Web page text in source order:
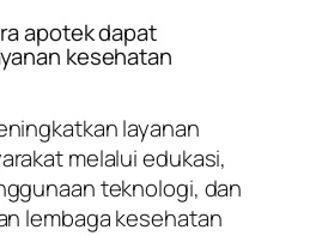
apotek dapat
kesehatan
layanan
melalui edukasi,
teknologi, dan
lembaga kesehatan